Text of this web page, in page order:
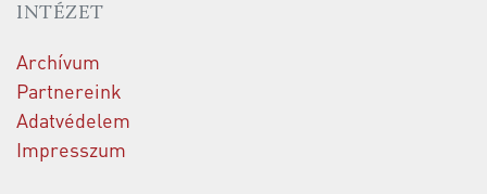
INTÉZET
Archívum
Partnereink
Adatvédelem
Impresszum